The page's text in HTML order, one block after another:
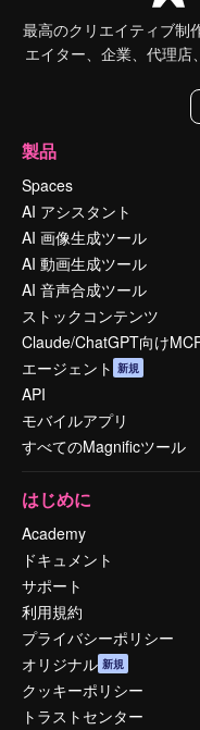
最高のクリエイティブ制
エイター、企業、代理店
製品
Spaces
AI アシスタント
AI 画像生成ツール
AI 動画生成ツール
AI 音声合成ツール
ストックコンテンツ
Claude/ChatGPT向け
エージェント 新規
API
モバイルアプリ
すべてのMagnificツール
はじめに
Academy
ドキュメント
サポート
利用規約
プライバシーポリシー
オリジナル 新規
クッキーポリシー
トラストセンター